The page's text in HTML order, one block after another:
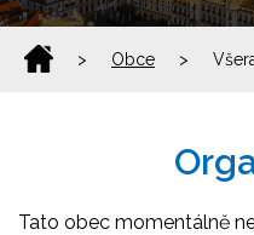
> Obce >
Tato obec momentálně